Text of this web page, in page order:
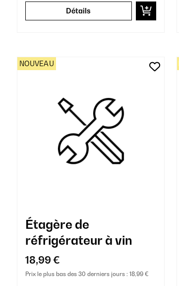
Détails
Étagère de
réfrigérateur à vin
18,99 €
Prix le plus bas des 30 derniers jours : 18,99 €
NOUVEAU